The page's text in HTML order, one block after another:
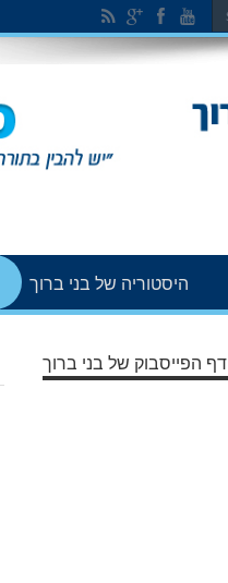
היסטוריה של בני ברוך
דף הפייסבוק של בני ברוך